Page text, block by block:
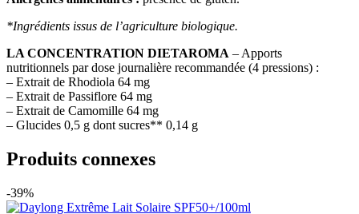
*Ingrédients issus de l’agriculture biologique.
LA CONCENTRATION DIETAROMA – Apports
nutritionnels par dose journalière recommandée (4 pressions) :
– Extrait de Rhodiola 64 mg
– Extrait de Passiflore 64 mg
– Extrait de Camomille 64 mg
– Glucides 0,5 g dont sucres** 0,14 g
Produits connexes
-39%